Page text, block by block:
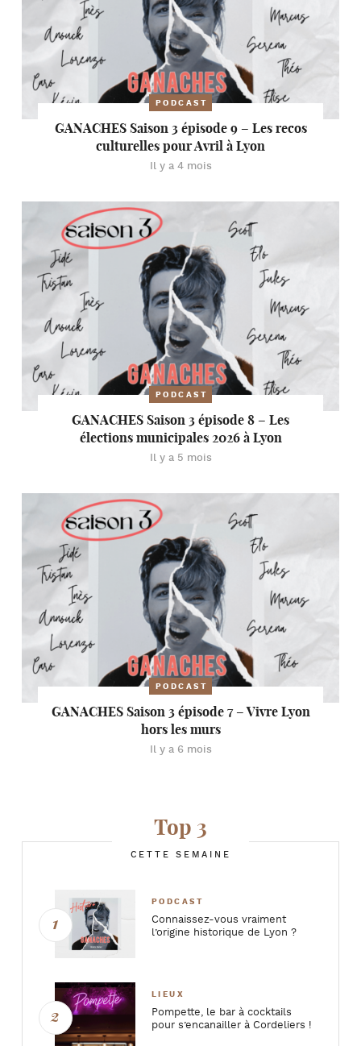
PODCAST
GANACHES Saison 3 épisode 9 – Les recos
culturelles pour Avril à Lyon
Il y a 4 mois
PODCAST
GANACHES Saison 3 épisode 8 – Les
élections municipales 2026 à Lyon
Il y a 5 mois
PODCAST
GANACHES Saison 3 épisode 7 – Vivre Lyon
hors les murs
Il y a 6 mois
Top 3
CETTE SEMAINE
PODCAST
Connaissez-vous vraiment
l’origine historique de Lyon ?
LIEUX
Pompette, le bar à cocktails
pour s’encanailler à Cordeliers !